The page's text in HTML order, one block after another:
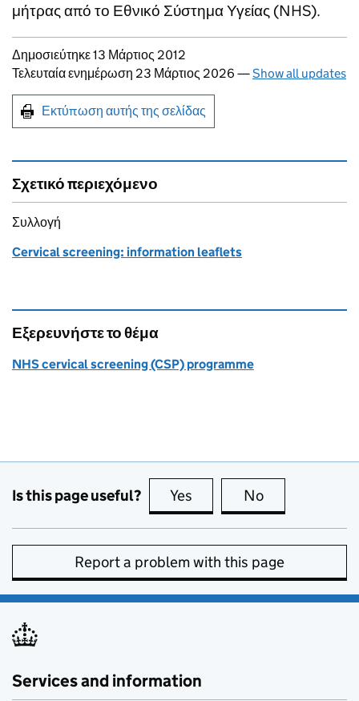
μήτρας από το Εθνικό Σύστημα Υγείας (NHS).
Updates to this page
Δημοσιεύτηκε 13 Μάρτιος 2012
Τελευταία ενημέρωση 23 Μάρτιος 2026 —Show all updates
Print this page
Εκτύπωση αυτής της σελίδας
Σχετικό περιεχόμενο
Συλλογή
Cervical screening: information leaflets
Εξερευνήστε το θέμα
NHS cervical screening (CSP) programme
Is this page useful? Yes this page is useful
No
Report a problem with this page
Services and information